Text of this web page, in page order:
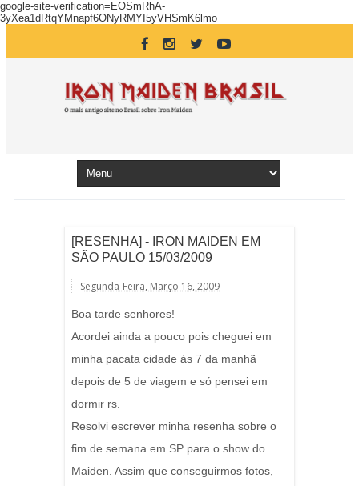
google-site-verification=EOSmRhA-
3yXea1dRtqYMnapf6ONyRMYI5yVHSmK6lmo
[RESENHA] - IRON MAIDEN EM
SÃO PAULO 15/03/2009
Segunda-Feira, Março 16, 2009
Boa tarde senhores!
Acordei ainda a pouco pois cheguei em
minha pacata cidade às 7 da manhã
depois de 5 de viagem e só pensei em
dormir rs.
Resolvi escrever minha resenha sobre o
fim de semana em SP para o show do
Maiden. Assim que conseguirmos fotos,